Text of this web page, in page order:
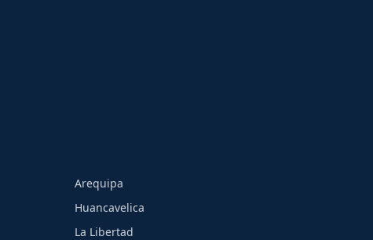
Arequipa
Huancavelica
La Libertad